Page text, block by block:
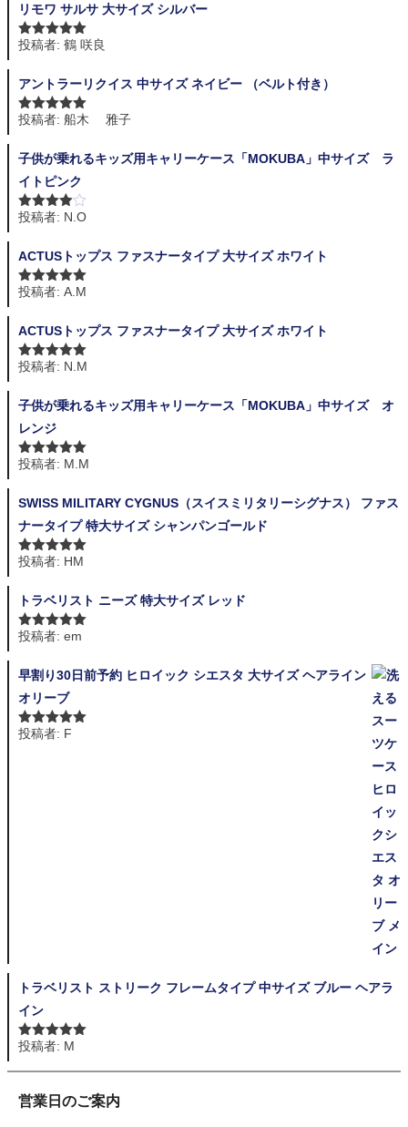
リモワ サルサ 大サイズ シルバー
5段階中 5の
投稿者: 鶴 咲良
アントラーリクイス 中サイズ ネイビー （ベルト付き）
5段階中 5の
投稿者: 船木 雅子
子供が乗れるキッズ用キャリーケース「MOKUBA」中サイズ ラ
イトピンク
5段階中 4
投稿者: N.O
ACTUSトップス ファスナータイプ 大サイズ ホワイト
5段階中 5の
投稿者: A.M
ACTUSトップス ファスナータイプ 大サイズ ホワイト
5段階中 5の
投稿者: N.M
子供が乗れるキッズ用キャリーケース「MOKUBA」中サイズ オ
レンジ
5段階中 5の
投稿者: M.M
SWISS MILITARY CYGNUS（スイスミリタリーシグナス） ファス
ナータイプ 特大サイズ シャンパンゴールド
5段階中 5の
投稿者: HM
トラベリスト ニーズ 特大サイズ レッド
5段階中 5の
投稿者: em
早割り30日前予約 ヒロイック シエスタ 大サイズ ヘアライン
オリーブ
5段階中 5の
投稿者: F
トラベリスト ストリーク フレームタイプ 中サイズ ブルー ヘアラ
イン
5段階中 5の
投稿者: M
営業日のご案内